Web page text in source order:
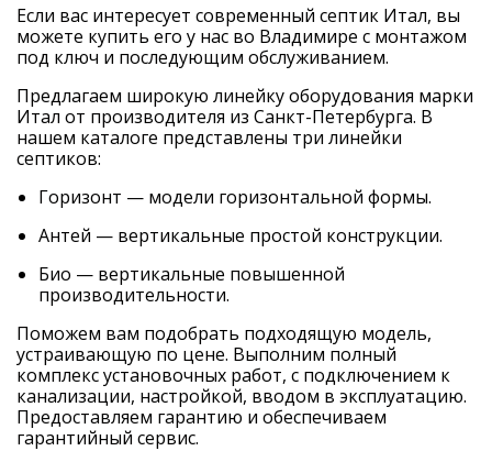
Если вас интересует современный септик Итал, вы
можете купить его у нас во Владимире с монтажом
под ключ и последующим обслуживанием.
Предлагаем широкую линейку оборудования марки
Итал от производителя из Санкт-Петербурга. В
нашем каталоге представлены три линейки
септиков:
Горизонт — модели горизонтальной формы.
Антей — вертикальные простой конструкции.
Био — вертикальные повышенной
производительности.
Поможем вам подобрать подходящую модель,
устраивающую по цене. Выполним полный
комплекс установочных работ, с подключением к
канализации, настройкой, вводом в эксплуатацию.
Предоставляем гарантию и обеспечиваем
гарантийный сервис.